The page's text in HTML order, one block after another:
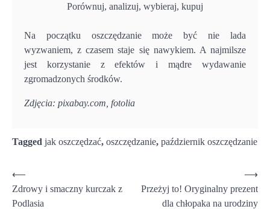
Porównuj, analizuj, wybieraj, kupuj
Na początku oszczędzanie może być nie lada
wyzwaniem, z czasem staje się nawykiem. A najmilsze
jest korzystanie z efektów i mądre wydawanie
zgromadzonych środków.
Zdjęcia: pixabay.com, fotolia
Tagged jak oszczędzać, oszczędzanie, październik oszczędzanie
Nawigacja
wpisu
⟵
Zdrowy i smaczny kurczak z
Podlasia
Przeżyj to! Oryginalny prezent
dla chłopaka na urodziny
⟶